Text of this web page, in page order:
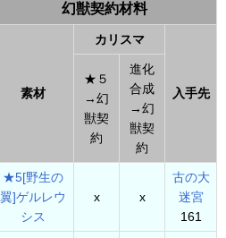
幻獣契約材料
素材
カリスマ
入手先
★５
→幻
獣契
約
進化
合成
→幻
獣契
約
★5[野生の
翼]ゲルレウ
シス
x x
古の大
迷宮
161